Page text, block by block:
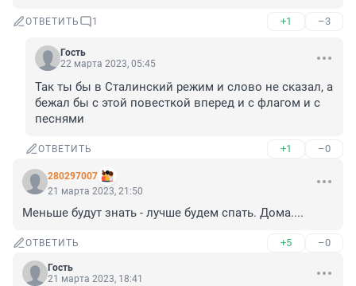
ОТВЕТИТЬ 1 +1 –3
Гость
22 марта 2023, 05:45
Так ты бы в Сталинский режим и слово не сказал, а
бежал бы с этой повесткой вперед и с флагом и с
песнями
ОТВЕТИТЬ +1 –0
280297007
21 марта 2023, 21:50
Меньше будут знать - лучше будем спать. Дома....
ОТВЕТИТЬ +5 –0
Гость
21 марта 2023, 18:41